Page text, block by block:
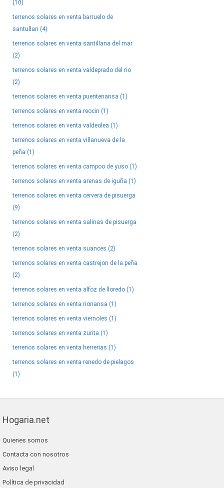
(10)
terrenos solares en venta barruelo de
santullan (4)
terrenos solares en venta santillana del mar
(2)
terrenos solares en venta valdeprado del rio
(2)
terrenos solares en venta puentenansa (1)
terrenos solares en venta reocin (1)
terrenos solares en venta valdeolea (1)
terrenos solares en venta villanueva de la
peña (1)
terrenos solares en venta campoo de yuso (1)
terrenos solares en venta arenas de iguña (1)
terrenos solares en venta cervera de pisuerga
(9)
terrenos solares en venta salinas de pisuerga
(2)
terrenos solares en venta suances (2)
terrenos solares en venta castrejon de la peña
(2)
terrenos solares en venta alfoz de lloredo (1)
terrenos solares en venta rionansa (1)
terrenos solares en venta viernoles (1)
terrenos solares en venta zurita (1)
terrenos solares en venta herrerias (1)
terrenos solares en venta renedo de pielagos
(1)
Hogaria.net
Quienes somos
Contacta con nosotros
Aviso legal
Política de privacidad